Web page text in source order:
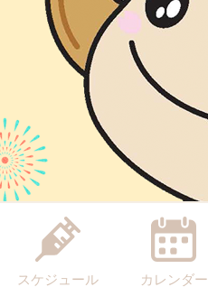
スケジュール カレンダー